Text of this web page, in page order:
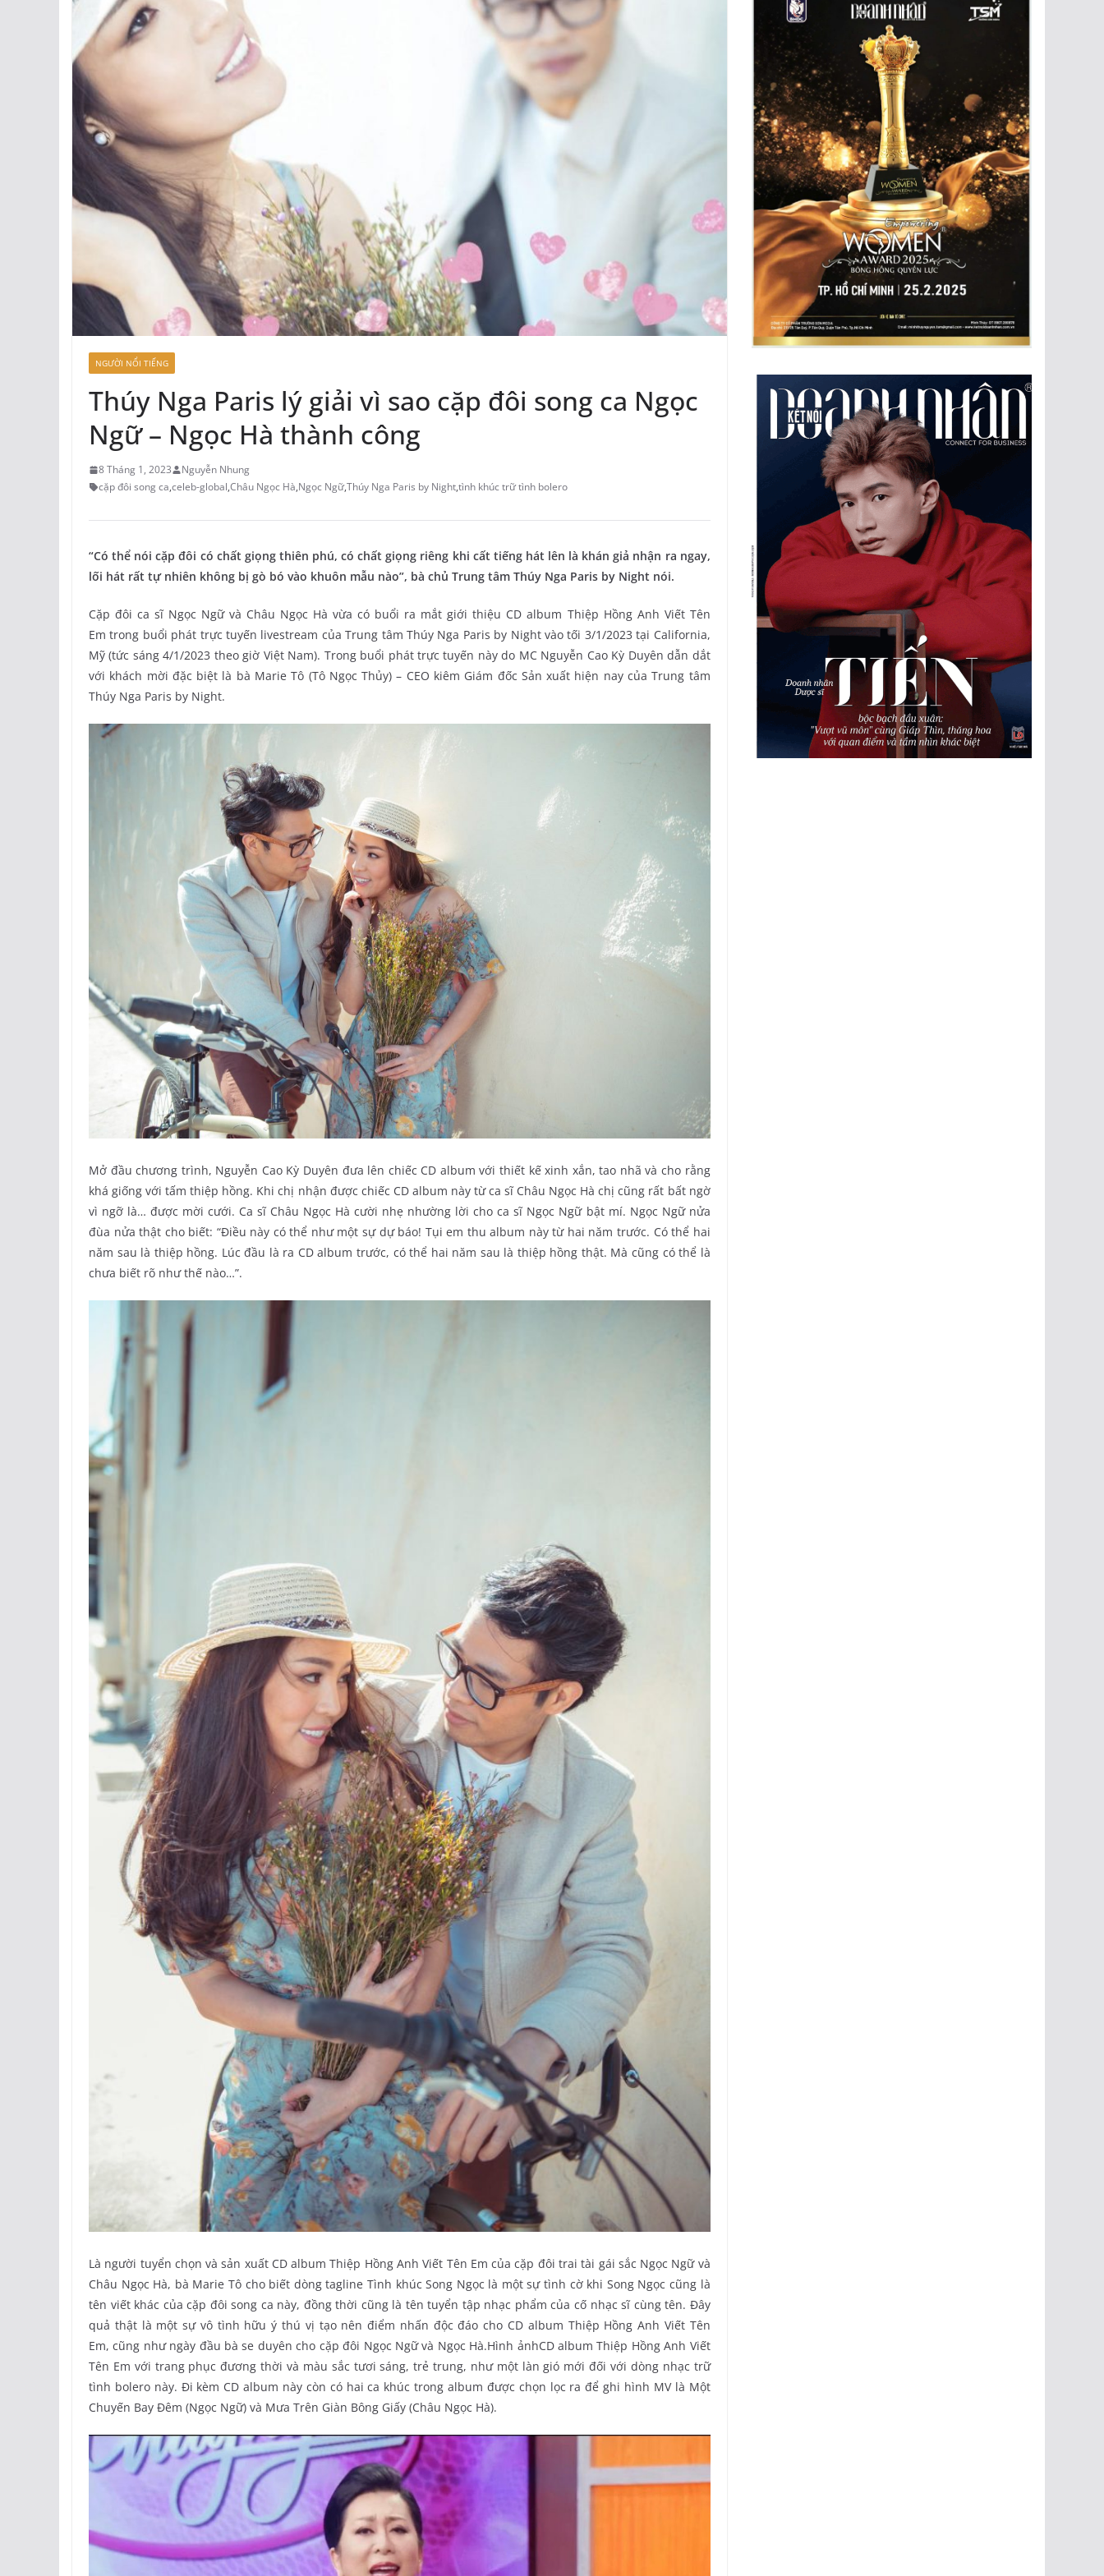
NGƯỜI NỔI TIẾNG
Thúy Nga Paris lý giải vì sao cặp đôi song ca Ngọc
Ngữ – Ngọc Hà thành công
8 Tháng 1, 2023
Nguyễn Nhung
cặp đôi song ca,celeb-global,Châu Ngọc Hà,Ngọc Ngữ,Thúy Nga Paris by Night,tình khúc trữ tình bolero
“Có thể nói cặp đôi có chất giọng thiên phú, có chất giọng riêng khi cất tiếng hát lên là khán giả nhận ra ngay,
lối hát rất tự nhiên không bị gò bó vào khuôn mẫu nào”, bà chủ Trung tâm Thúy Nga Paris by Night nói.
Cặp đôi ca sĩ Ngọc Ngữ và Châu Ngọc Hà vừa có buổi ra mắt giới thiệu CD album Thiệp Hồng Anh Viết Tên
Em trong buổi phát trực tuyến livestream của Trung tâm Thúy Nga Paris by Night vào tối 3/1/2023 tại California,
Mỹ (tức sáng 4/1/2023 theo giờ Việt Nam). Trong buổi phát trực tuyến này do MC Nguyễn Cao Kỳ Duyên dẫn dắt
với khách mời đặc biệt là bà Marie Tô (Tô Ngọc Thủy) – CEO kiêm Giám đốc Sản xuất hiện nay của Trung tâm
Thúy Nga Paris by Night.
Mở đầu chương trình, Nguyễn Cao Kỳ Duyên đưa lên chiếc CD album với thiết kế xinh xắn, tao nhã và cho rằng
khá giống với tấm thiệp hồng. Khi chị nhận được chiếc CD album này từ ca sĩ Châu Ngọc Hà chị cũng rất bất ngờ
vì ngỡ là… được mời cưới. Ca sĩ Châu Ngọc Hà cười nhẹ nhường lời cho ca sĩ Ngọc Ngữ bật mí. Ngọc Ngữ nửa
đùa nửa thật cho biết: “Điều này có thể như một sự dự báo! Tụi em thu album này từ hai năm trước. Có thể hai
năm sau là thiệp hồng. Lúc đầu là ra CD album trước, có thể hai năm sau là thiệp hồng thật. Mà cũng có thể là
chưa biết rõ như thế nào…”.
Là người tuyển chọn và sản xuất CD album Thiệp Hồng Anh Viết Tên Em của cặp đôi trai tài gái sắc Ngọc Ngữ và
Châu Ngọc Hà, bà Marie Tô cho biết dòng tagline Tình khúc Song Ngọc là một sự tình cờ khi Song Ngọc cũng là
tên viết khác của cặp đôi song ca này, đồng thời cũng là tên tuyển tập nhạc phẩm của cố nhạc sĩ cùng tên. Đây
quả thật là một sự vô tình hữu ý thú vị tạo nên điểm nhấn độc đáo cho CD album Thiệp Hồng Anh Viết Tên
Em, cũng như ngày đầu bà se duyên cho cặp đôi Ngọc Ngữ và Ngọc Hà.Hình ảnhCD album Thiệp Hồng Anh Viết
Tên Em với trang phục đương thời và màu sắc tươi sáng, trẻ trung, như một làn gió mới đối với dòng nhạc trữ
tình bolero này. Đi kèm CD album này còn có hai ca khúc trong album được chọn lọc ra để ghi hình MV là Một
Chuyến Bay Đêm (Ngọc Ngữ) và Mưa Trên Giàn Bông Giấy (Châu Ngọc Hà).